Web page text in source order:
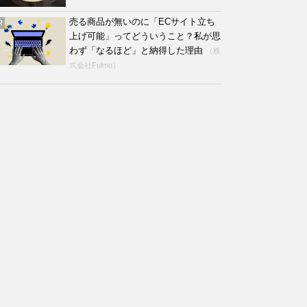
売る商品が無いのに「ECサイト立ち
上げ可能」ってどういうこと？私が思
わず「なるほど」と納得した理由
（株
式会社Fulmo）